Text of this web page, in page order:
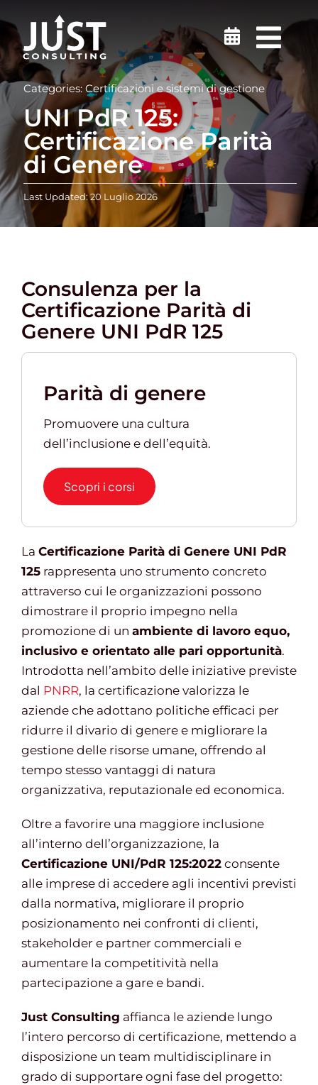
contenuto
Sicurezza sul lavoro
Medicina del Lavoro
Ambiente
Certificazioni
Finanziamenti e incentivi
Chi siamo
Categories:Certificazioni e sistemi di gestione
UNI PdR 125:
Certificazione Parità
di Genere
Last Updated: 20 Luglio 2026
Consulenza per la
Certificazione Parità di
Genere UNI PdR 125
Parità di genere
Promuovere una cultura
dell’inclusione e dell’equità.
Scopri i corsi
La Certificazione Parità di Genere UNI PdR
125 rappresenta uno strumento concreto
attraverso cui le organizzazioni possono
dimostrare il proprio impegno nella
promozione di un ambiente di lavoro equo,
inclusivo e orientato alle pari opportunità.
Introdotta nell’ambito delle iniziative previste
dal PNRR, la certificazione valorizza le
aziende che adottano politiche efficaci per
ridurre il divario di genere e migliorare la
gestione delle risorse umane, offrendo al
tempo stesso vantaggi di natura
organizzativa, reputazionale ed economica.
Oltre a favorire una maggiore inclusione
all’interno dell’organizzazione, la
Certificazione UNI/PdR 125:2022 consente
alle imprese di accedere agli incentivi previsti
dalla normativa, migliorare il proprio
posizionamento nei confronti di clienti,
stakeholder e partner commerciali e
aumentare la competitività nella
partecipazione a gare e bandi.
Just Consulting affianca le aziende lungo
l’intero percorso di certificazione, mettendo a
disposizione un team multidisciplinare in
grado di supportare ogni fase del progetto: